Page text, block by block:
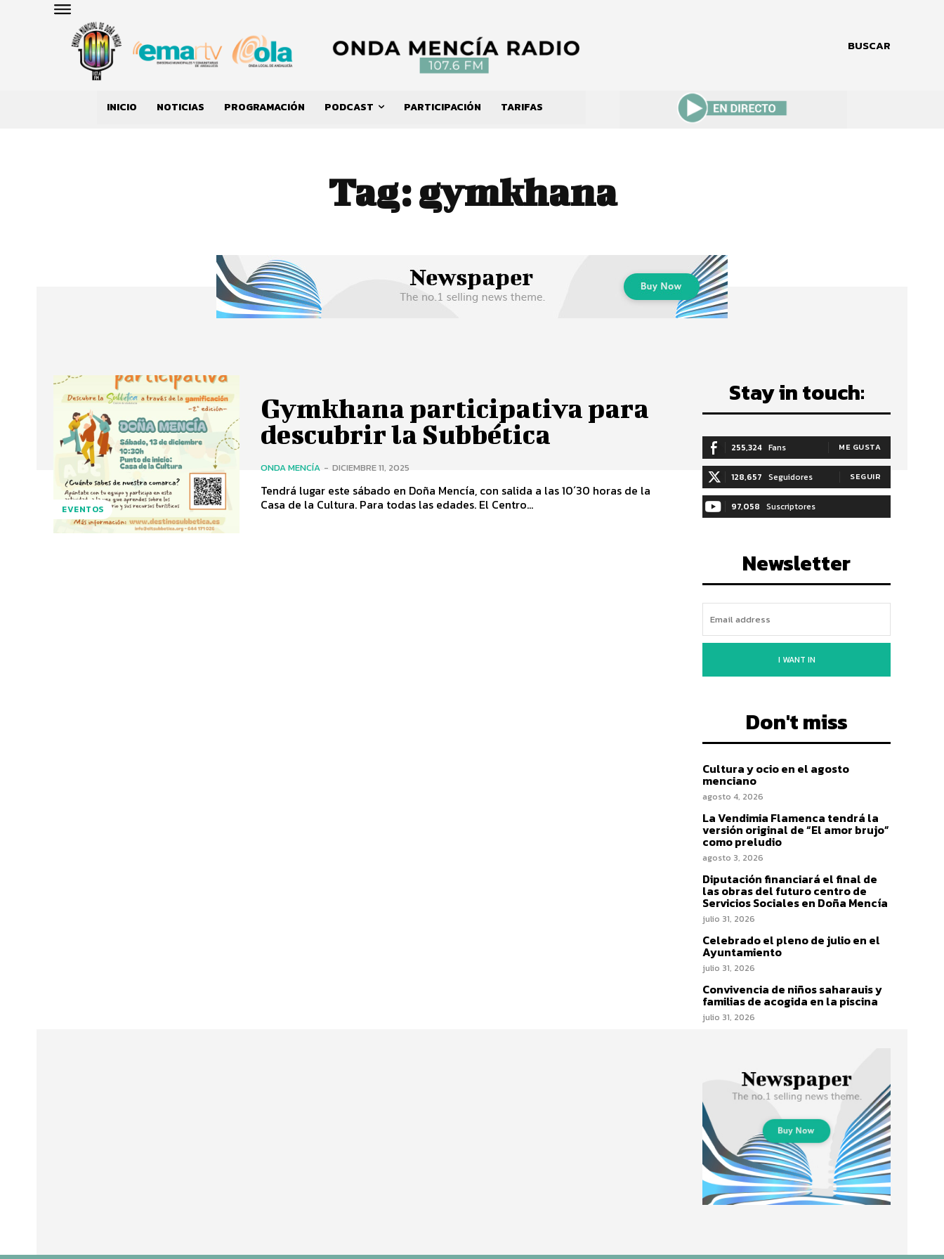
BUSCAR
INICIO NOTICIAS PROGRAMACIÓN PODCAST PARTICIPACIÓN TARIFAS
Tag:gymkhana
EVENTOS
Gymkhana participativa para
descubrir la Subbética
ONDA MENCÍA - DICIEMBRE 11, 2025
Tendrá lugar este sábado en Doña Mencía, con salida a las 10´30 horas de la
Casa de la Cultura. Para todas las edades. El Centro...
Stay in touch:
255,324 Fans ME GUSTA
128,657 Seguidores SEGUIR
97,058 Suscriptores
Newsletter
I WANT IN
Don't miss
Cultura y ocio en el agosto
menciano
agosto 4, 2026
La Vendimia Flamenca tendrá la
versión original de “El amor brujo”
como preludio
agosto 3, 2026
Diputación financiará el final de
las obras del futuro centro de
Servicios Sociales en Doña Mencía
julio 31, 2026
Celebrado el pleno de julio en el
Ayuntamiento
julio 31, 2026
Convivencia de niños saharauis y
familias de acogida en la piscina
julio 31, 2026